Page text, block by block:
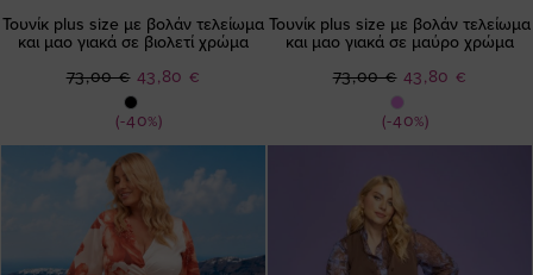
Τουνίκ plus size με βολάν τελείωμα
και μαο γιακά σε βιολετί χρώμα
(-40%)
Ειδική
Τιμή
43,80 €
73,00 €
Τουνίκ plus size με βολάν τελείωμα
και μαο γιακά σε μαύρο χρώμα
(-40%)
Ειδική
Τιμή
43,80 €
73,00 €